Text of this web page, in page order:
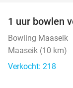
1 uur bowlen
Bowling Maaseik
Maaseik (10 km)
Verkocht: 218